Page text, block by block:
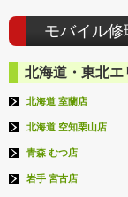
モバイル
北海道・東北エ
北海道 室蘭店
北海道 空知栗山店
青森 むつ店
岩手 宮古店